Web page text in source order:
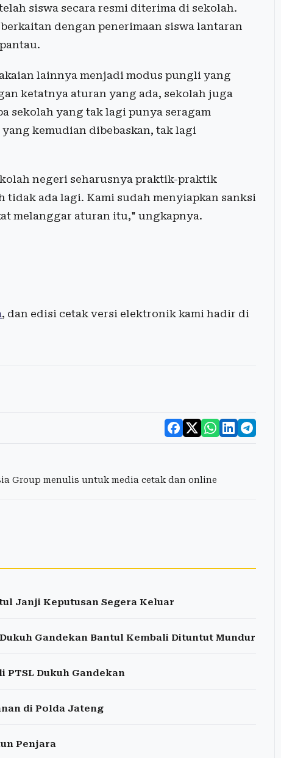
siswa secara resmi diterima di sekolah.
dengan penerimaan siswa lantaran
lainnya menjadi modus pungli yang
ketatnya aturan yang ada, sekolah juga
sekolah yang tak lagi punya seragam
kemudian dibebaskan, tak lagi
negeri seharusnya praktik-praktik
tidak ada lagi. Kami sudah menyiapkan sanksi
melanggar aturan itu," ungkapnya.
, dan edisi cetak versi elektronik kami hadir di
Group menulis untuk media cetak dan online
Janji Keputusan Segera Keluar
Gandekan Bantul Kembali Dituntut Mundur
PTSL Dukuh Gandekan
di Polda Jateng
Penjara